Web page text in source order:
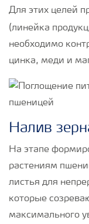
Для этих целей
(линейка
необходимо
цинка, меди и
Налив
На этапе
растениям
листья для
которые
максимального